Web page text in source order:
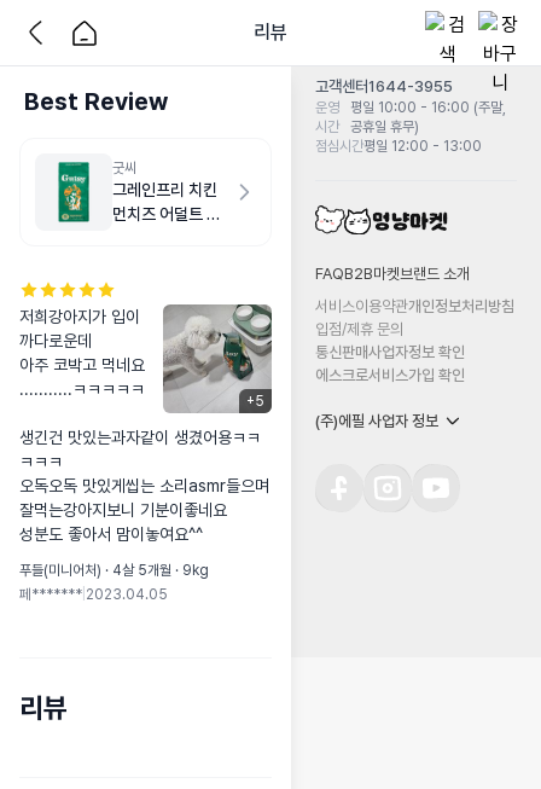
리뷰
Best Review
굿씨
그레인프리 치킨
먼치즈 어덜트 스
+5
저희강아지가 입이
까다로운데
아주 코박고 먹네요
...........ㅋㅋㅋㅋㅋ
생긴건 맛있는과자같이 생겼어용ㅋㅋ
ㅋㅋㅋ
오독오독 맛있게씹는 소리asmr들으며
잘먹는강아지보니 기분이좋네요
성분도 좋아서 맘이놓여요^^
푸들(미니어처) · 4살 5개월 · 9kg
페******* 2023.04.05
리뷰
고객센터1644-3955
운영
시간
평일 10:00 - 16:00 (주말,
공휴일 휴무)
점심시간평일 12:00 - 13:00
FAQB2B마켓 브랜드 소개
서비스이용약관개인정보처리방침
입점/제휴 문의
통신판매사업자정보 확인
에스크로서비스가입 확인
(주)에필 사업자 정보